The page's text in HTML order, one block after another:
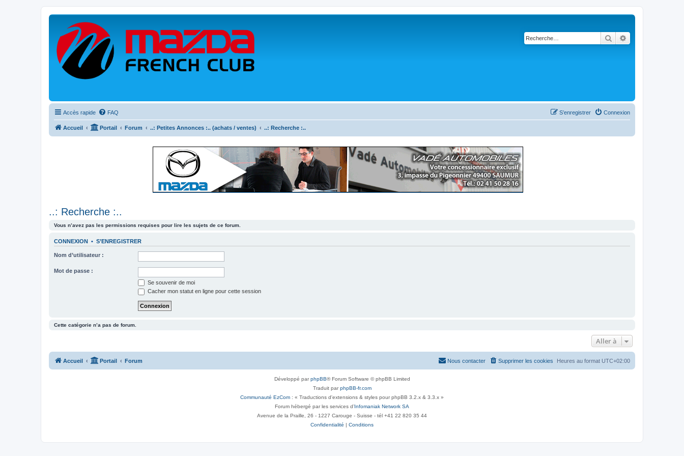
Rechercher
Accès rapide FAQ Connexion
S’enregistrer
Accueil Portail Forum ..: Petites Annonces :.. (achats / ventes) ..: Recherche :..
..: Recherche :..
Vous n’avez pas les permissions requises pour lire les sujets de ce forum.
CONNEXION • S’ENREGISTRER
Nom d’utilisateur :
Mot de passe :
Se souvenir de moi
Cacher mon statut en ligne pour cette session
Cette catégorie n’a pas de forum.
Aller à
Accueil Portail Forum Heures au format UTC+02:00
Supprimer les cookies
Nous contacter
Développé parphpBB® Forum Software © phpBB Limited
Traduit parphpBB-fr.com
Communauté EzCom : « Traductions d'extensions & styles pour phpBB 3.2.x & 3.3.x »
Forum hébergé par les services d’Infomaniak Network SA
Avenue de la Praille, 26 - 1227 Carouge - Suisse - tél +41 22 820 35 44
Confidentialité | Conditions